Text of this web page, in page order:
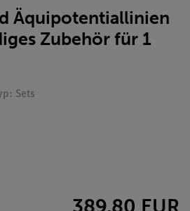
Äquipotentiallinien
Zubehör für 1
Sets
389,80 EUR